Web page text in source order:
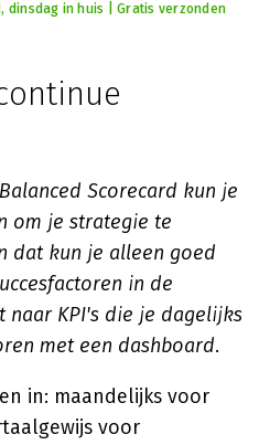
dinsdag in huis | Gratis verzonden
Scorecard kun je
om je strategie te
dat kun je alleen goed
in de
KPI's die je dagelijks
met een dashboard.
in: maandelijks voor
voor